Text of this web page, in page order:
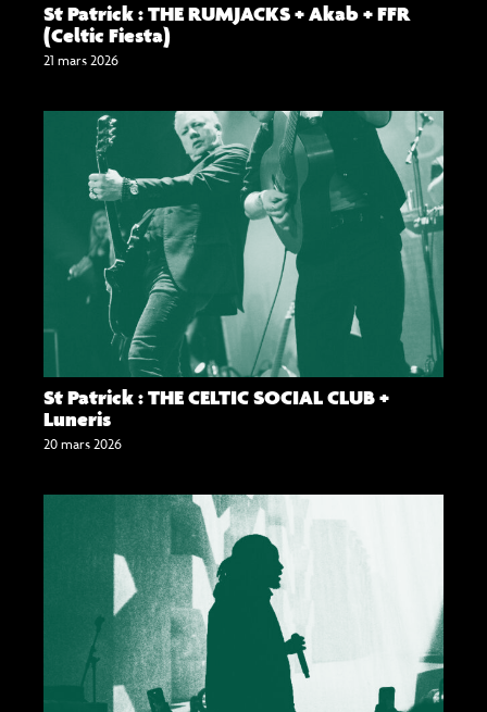
St Patrick : THE RUMJACKS + Akab + FFR
(Celtic Fiesta)
21 mars 2026
St Patrick : THE CELTIC SOCIAL CLUB +
Luneris
20 mars 2026